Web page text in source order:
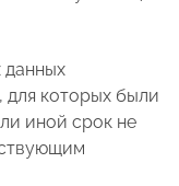
данных
для которых были
иной срок не